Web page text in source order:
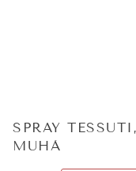
SPRAY
MUHÀ